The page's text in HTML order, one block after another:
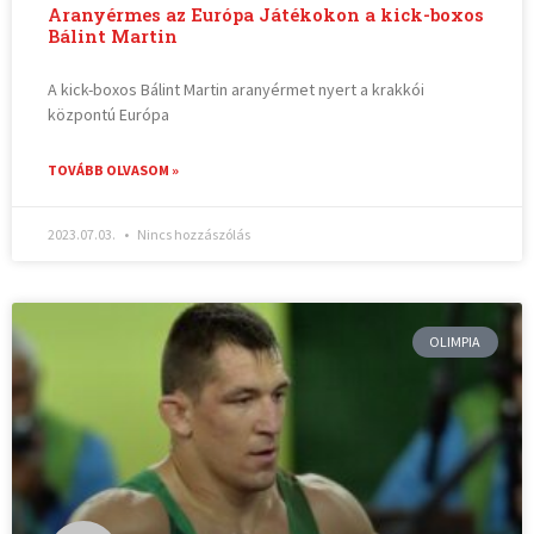
Aranyérmes az Európa Játékokon a kick-boxos
Bálint Martin
A kick-boxos Bálint Martin aranyérmet nyert a krakkói
központú Európa
TOVÁBB OLVASOM »
2023.07.03. Nincs hozzászólás
OLIMPIA